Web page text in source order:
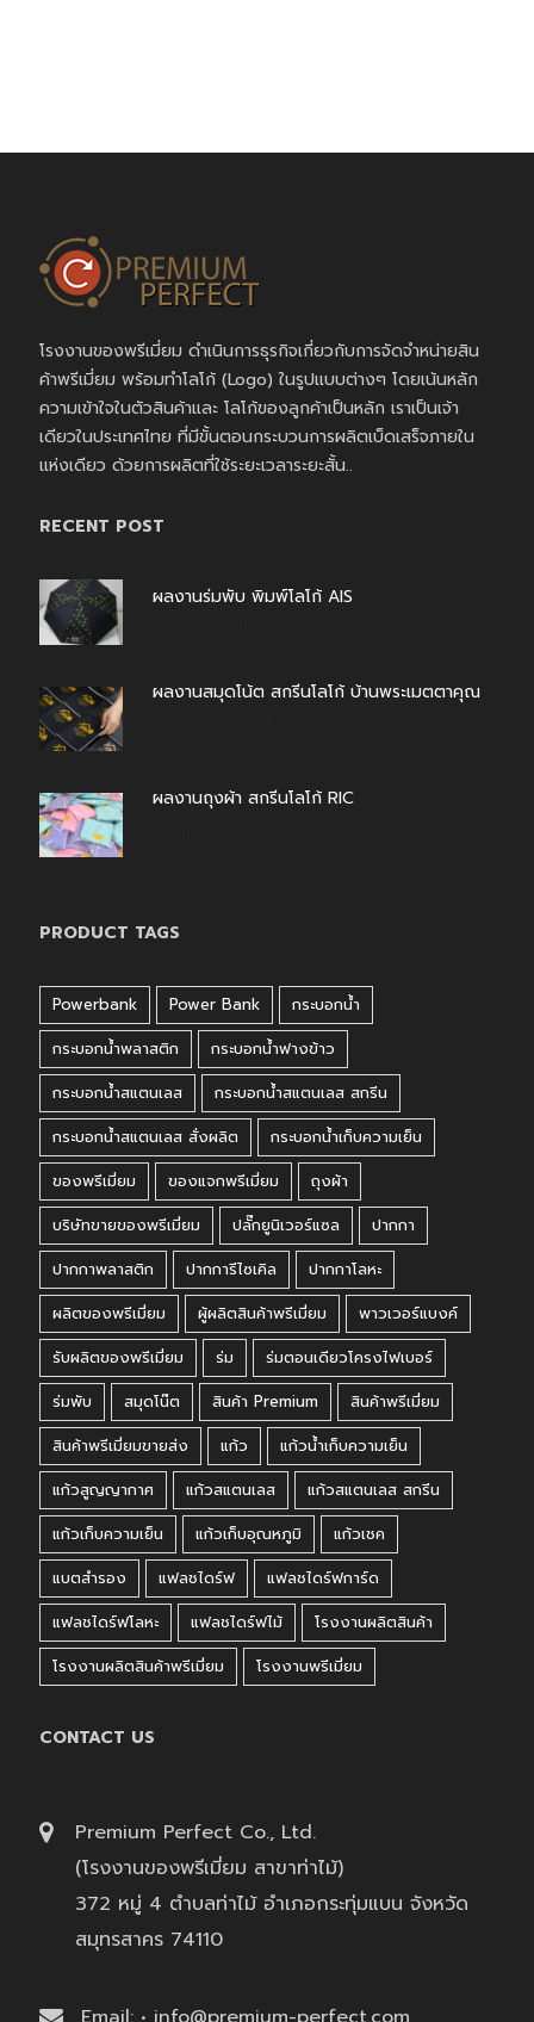
โรงงานของพรีเมี่ยม ดำเนินการธุรกิจเกี่ยวกับการจัดจำหน่ายสิน
ค้าพรีเมี่ยม พร้อมทำโลโก้ (Logo) ในรูปแบบต่างๆ โดยเน้นหลัก
ความเข้าใจในตัวสินค้าและ โลโก้ของลูกค้าเป็นหลัก เราเป็นเจ้า
เดียวในประเทศไทย ที่มีขั้นตอนกระบวนการผลิตเบ็ดเสร็จภายใน
แห่งเดียว ด้วยการผลิตที่ใช้ระยะเวลาระยะสั้น..
RECENT POST
ผลงานร่มพับ พิมพ์โลโก้ AIS
ผลงานสมุดโน้ต สกรีนโลโก้ บ้านพระเมตตาคุณ
ผลงานถุงผ้า สกรีนโลโก้ RIC
PRODUCT TAGS
Powerbank Power Bank
กระบอกน้ำ
กระบอกน้ำพลาสติก
กระบอกน้ำฟางข้าว
กระบอกน้ำสแตนเลส
กระบอกน้ำสแตนเลส สกรีน
กระบอกน้ำสแตนเลส สั่งผลิต
กระบอกน้ำเก็บความเย็น
ของพรีเมี่ยม
ของแจกพรีเมี่ยม
ถุงผ้า
บริษัทขายของพรีเมี่ยม
ปลั๊กยูนิเวอร์แซล
ปากกา
ปากกาพลาสติก
ปากการีไซเคิล
ปากกาโลหะ
ผลิตของพรีเมี่ยม
ผู้ผลิตสินค้าพรีเมี่ยม
พาวเวอร์แบงค์
รับผลิตของพรีเมี่ยม
ร่ม
ร่มตอนเดียวโครงไฟเบอร์
ร่มพับ
สมุดโน๊ต สินค้า Premium
สินค้าพรีเมี่ยม
สินค้าพรีเมี่ยมขายส่ง
แก้ว
แก้วน้ำเก็บความเย็น
แก้วสูญญากาศ
แก้วสแตนเลส
แก้วสแตนเลส สกรีน
แก้วเก็บความเย็น
แก้วเก็บอุณหภูมิ
แก้วเชค
แบตสำรอง
แฟลชไดร์ฟ
แฟลชไดร์ฟการ์ด
แฟลชไดร์ฟโลหะ
แฟลชไดร์ฟไม้
โรงงานผลิตสินค้า
โรงงานผลิตสินค้าพรีเมี่ยม
โรงงานพรีเมี่ยม
CONTACT US
Premium Perfect Co., Ltd.
(โรงงานของพรีเมี่ยม สาขาท่าไม้)
372 หมู่ 4 ตำบลท่าไม้ อำเภอกระทุ่มแบน จังหวัด
สมุทรสาคร 74110